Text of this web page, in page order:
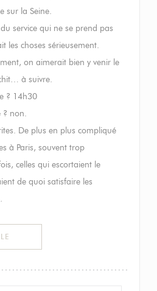
sur la Seine.
service qui ne se prend pas
les choses sérieusement.
on aimerait bien y venir le
à suivre.
? 14h30
? non.
De plus en plus compliqué
à Paris, souvent trop
celles qui escortaient le
de quoi satisfaire les